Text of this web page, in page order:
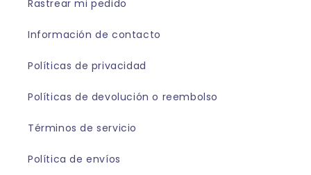
Rastrear mi pedido
Información de contacto
Políticas de privacidad
Políticas de devolución o reembolso
Términos de servicio
Política de envíos